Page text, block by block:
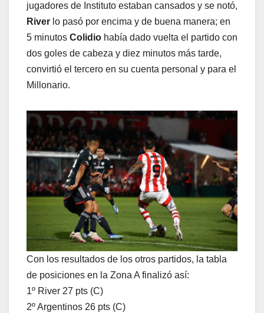
jugadores de Instituto estaban cansados y se notó,
River lo pasó por encima y de buena manera; en
5 minutos Colidio había dado vuelta el partido con
dos goles de cabeza y diez minutos más tarde,
convirtió el tercero en su cuenta personal y para el
Millonario.
Con los resultados de los otros partidos, la tabla
de posiciones en la Zona A finalizó así:
1º River 27 pts (C)
2º Argentinos 26 pts (C)